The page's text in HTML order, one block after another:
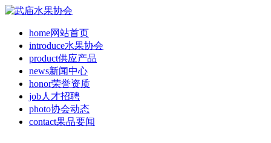
home网站首页
introduce水果协会
product供应产品
news新闻中心
honor荣誉资质
job人才招聘
photo协会动态
contact果品要闻